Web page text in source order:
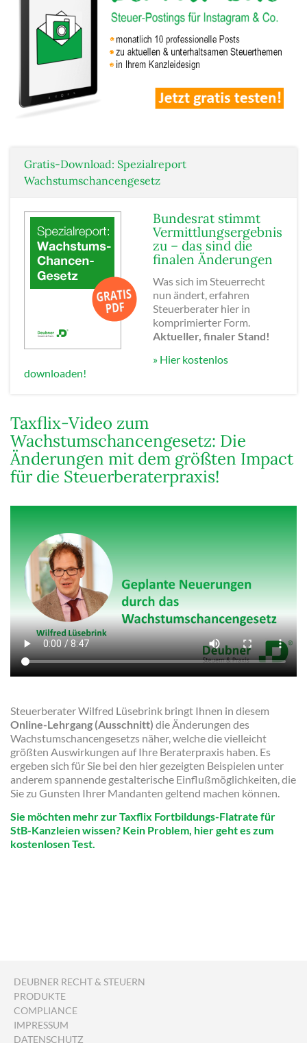
Gratis-Download: Spezialreport
Wachstumschancengesetz
Bundesrat stimmt
Vermittlungsergebnis
zu – das sind die
finalen Änderungen
Was sich im Steuerrecht
nun ändert, erfahren
Steuerberater hier in
komprimierter Form.
Aktueller, finaler Stand!
» Hier kostenlos
downloaden!
Taxflix-Video zum
Wachstumschancengesetz: Die
Änderungen mit dem größten Impact
für die Steuerberaterpraxis!
Steuerberater Wilfred Lüsebrink bringt Ihnen in diesem
Online-Lehrgang (Ausschnitt) die Änderungen des
Wachstumschancengesetzs näher, welche die vielleicht
größten Auswirkungen auf Ihre Beraterpraxis haben. Es
ergeben sich für Sie bei den hier gezeigten Beispielen unter
anderem spannende gestalterische Einflußmöglichkeiten, die
Sie zu Gunsten Ihrer Mandanten geltend machen können.
Sie möchten mehr zur Taxflix Fortbildungs-Flatrate für
StB-Kanzleien wissen? Kein Problem, hier geht es zum
kostenlosen Test.
DEUBNER RECHT & STEUERN
PRODUKTE
COMPLIANCE
IMPRESSUM
DATENSCHUTZ